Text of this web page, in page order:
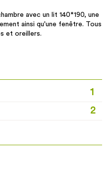
avec un lit 140*190, une
ainsi qu'une fenêtre. Tous
et oreillers.
1
2